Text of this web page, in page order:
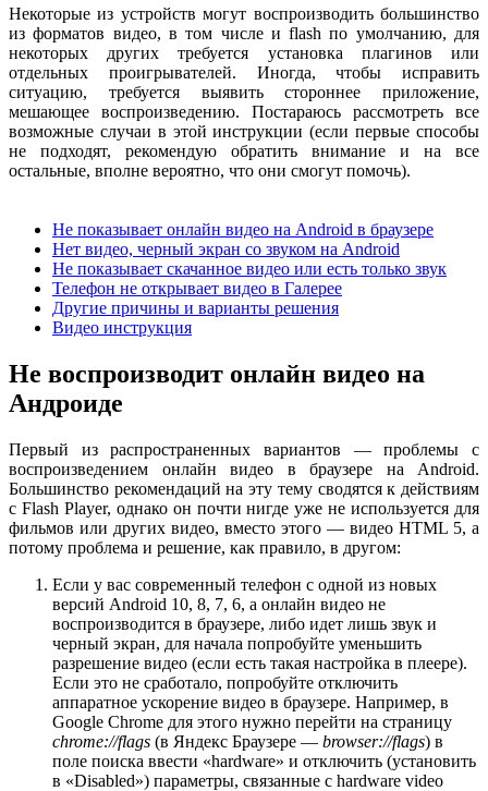
Некоторые из устройств могут воспроизводить большинство
из форматов видео, в том числе и flash по умолчанию, для
некоторых других требуется установка плагинов или
отдельных проигрывателей. Иногда, чтобы исправить
ситуацию, требуется выявить стороннее приложение,
мешающее воспроизведению. Постараюсь рассмотреть все
возможные случаи в этой инструкции (если первые способы
не подходят, рекомендую обратить внимание и на все
остальные, вполне вероятно, что они смогут помочь).
Не показывает онлайн видео на Android в браузере
Нет видео, черный экран со звуком на Android
Не показывает скачанное видео или есть только звук
Телефон не открывает видео в Галерее
Другие причины и варианты решения
Видео инструкция
Не воспроизводит онлайн видео на
Андроиде
Первый из распространенных вариантов — проблемы с
воспроизведением онлайн видео в браузере на Android.
Большинство рекомендаций на эту тему сводятся к действиям
с Flash Player, однако он почти нигде уже не используется для
фильмов или других видео, вместо этого — видео HTML 5, а
потому проблема и решение, как правило, в другом:
Если у вас современный телефон с одной из новых
версий Android 10, 8, 7, 6, а онлайн видео не
воспроизводится в браузере, либо идет лишь звук и
черный экран, для начала попробуйте уменьшить
разрешение видео (если есть такая настройка в плеере).
Если это не сработало, попробуйте отключить
аппаратное ускорение видео в браузере. Например, в
Google Chrome для этого нужно перейти на страницу
chrome://flags (в Яндекс Браузере — browser://flags) в
поле поиска ввести «hardware» и отключить (установить
в «Disabled») параметры, связанные с hardware video